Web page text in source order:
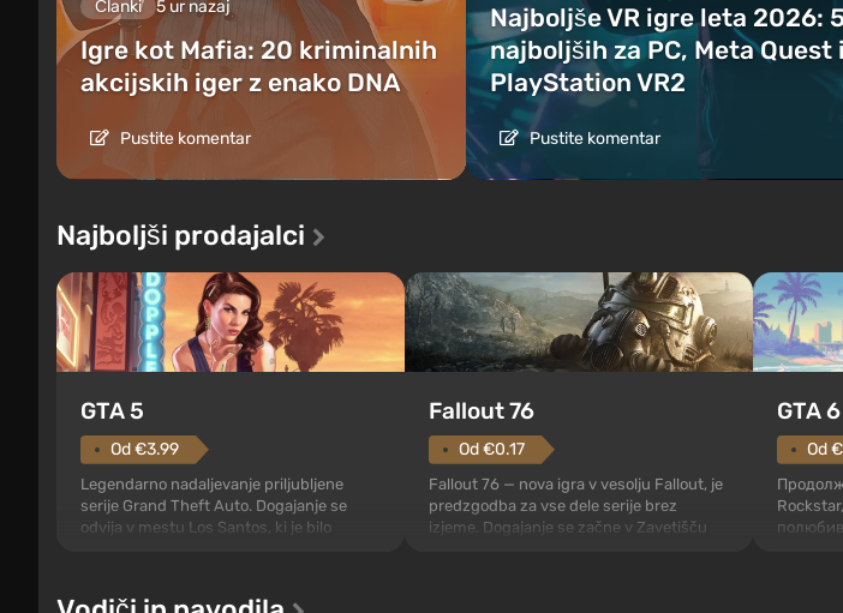
Članki 5 ur nazaj
Igre kot Mafia: 20 kriminalnih
akcijskih iger z enako DNA
Pustite komentar
Najboljše VR igre leta 2026:
najboljših za PC, Meta Quest
PlayStation VR2
Pustite komentar
Najboljši prodajalci
GTA 5
Od €3.99
Legendarno nadaljevanje priljubljene
serije Grand Theft Auto. Dogajanje se
odvija v mestu Los Santos, ki je bilo
Fallout 76
Od €0.17
Fallout 76 — nova igra v vesolju Fallout, je
predzgodba za vse dele serije brez
izjeme. Dogajanje se začne v Zavetišču
GTA 6
Od